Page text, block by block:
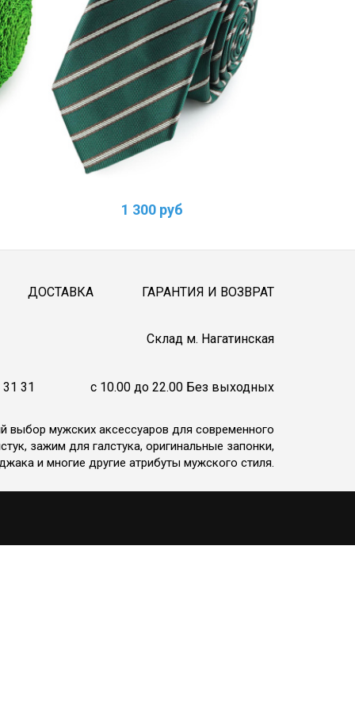
1 300 руб
ДОСТАВКА ГАРАНТИЯ И ВОЗВРАТ
Cклад м. Нагатинская
31 c 10.00 до 22.00 Без выходных
выбор мужских аксессуаров для современного
зажим для галстука, оригинальные запонки,
и многие другие атрибуты мужского стиля.